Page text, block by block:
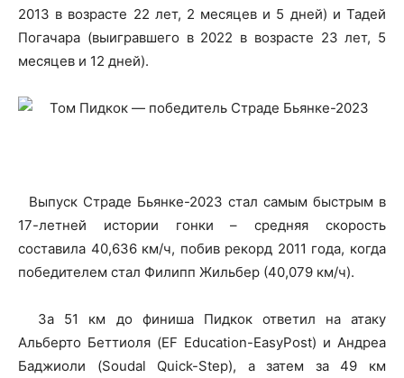
2013 в возрасте 22 лет, 2 месяцев и 5 дней) и Тадей
Погачара (выигравшего в 2022 в возрасте 23 лет, 5
месяцев и 12 дней).
Выпуск Страде Бьянке-2023 стал самым быстрым в
17-летней истории гонки – средняя скорость
составила 40,636 км/ч, побив рекорд 2011 года, когда
победителем стал Филипп Жильбер (40,079 км/ч).
За 51 км до финиша Пидкок ответил на атаку
Альберто Беттиоля (EF Education-EasyPost) и Андреа
Баджиоли (Soudal Quick-Step), а затем за 49 км